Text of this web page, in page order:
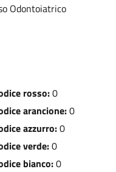
Odontoiatrico
rosso:0
arancione:0
azzurro:0
verde:0
bianco:0